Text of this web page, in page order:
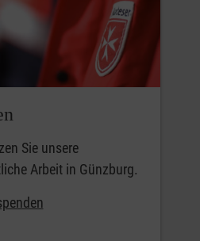
Sie unsere
Arbeit in Günzburg.